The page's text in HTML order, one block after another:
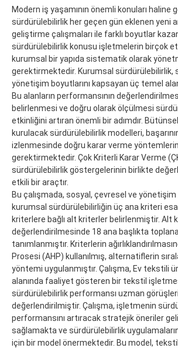
Modern iş yaşamının önemli konuları haline
sürdürülebilirlik her geçen gün eklenen yeni
geliştirme çalışmaları ile farklı boyutlar
sürdürülebilirlik konusu işletmelerin birçok
kurumsal bir yapıda sistematik olarak
gerektirmektedir. Kurumsal sürdürülebilirlik,
yönetişim boyutlarını kapsayan üç temel
Bu alanların performansının
belirlenmesi ve doğru olarak ölçülmesi
etkinliğini artıran önemli bir adımdır.
kurulacak sürdürülebilirlik modelleri,
izlenmesinde doğru karar verme
gerektirmektedir. Çok Kriterli Karar Verme
sürdürülebilirlik göstergelerinin birlikte
etkili bir araçtır.
Bu çalışmada, sosyal, çevresel ve
kurumsal sürdürülebilirliğin üç ana kriteri
kriterlere bağlı alt kriterler belirlenmiştir. Alt
değerlendirilmesinde 18 ana başlıkta
tanımlanmıştır. Kriterlerin
Prosesi (AHP) kullanılmış, alternatiflerin
yöntemi uygulanmıştır. Çalışma, Ev tekstili
alanında faaliyet gösteren bir tekstil
sürdürülebilirlik performansı uzman
değerlendirilmiştir. Çalışma, işletmenin
performansını artıracak stratejik öneriler
sağlamakta ve sürdürülebilirlik
için bir model önermektedir. Bu model,